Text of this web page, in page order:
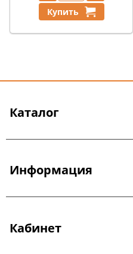
Купить
Каталог
Информация
Кабинет